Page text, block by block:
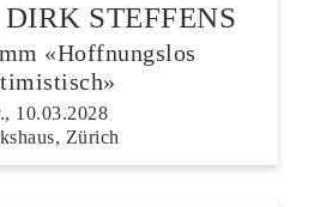
STEFFENS
«Hoffnungslos
10.03.2028
Zürich